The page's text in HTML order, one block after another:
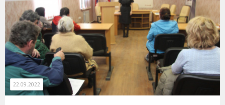
22.09.2022